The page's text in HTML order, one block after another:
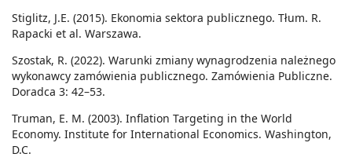
Stiglitz, J.E. (2015). Ekonomia sektora publicznego. Tłum. R.
Rapacki et al. Warszawa.
Szostak, R. (2022). Warunki zmiany wynagrodzenia należnego
wykonawcy zamówienia publicznego. Zamówienia Publiczne.
Doradca 3: 42–53.
Truman, E. M. (2003). Inflation Targeting in the World
Economy. Institute for International Economics. Washington,
D.C.